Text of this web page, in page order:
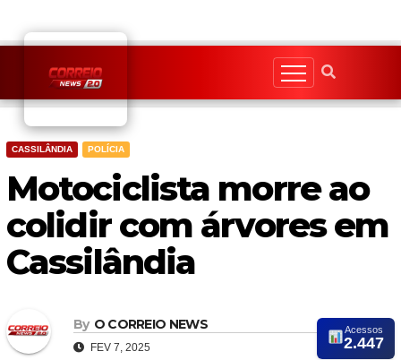
content
CASSILÂNDIA POLÍCIA
Motociclista morre ao
colidir com árvores em
Cassilândia
By O CORREIO NEWS
FEV 7, 2025
Acessos
2.447